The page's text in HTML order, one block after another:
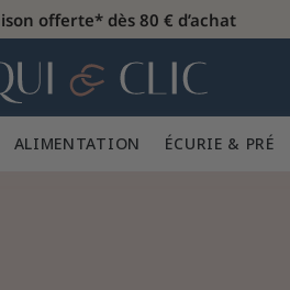
offerte* dès 80 € d’achat
Home
ALIMENTATION 🥕 ÉCURIE & PRÉ 🍃